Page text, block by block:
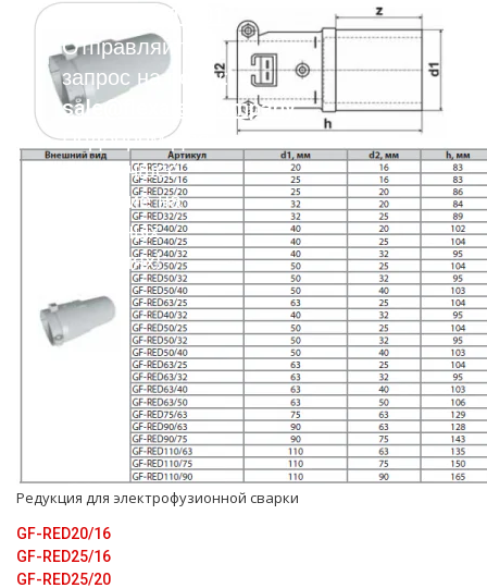
8(495)211-17-01
Отправляйте
запрос на почту:
sale@flexalen.company
Подберем для
вас лучшее
решение на
выгодных
условиях!
Редукция для электрофузионной сварки
GF-RED20/16
GF-RED25/16
GF-RED25/20